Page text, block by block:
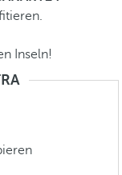
Inseln!